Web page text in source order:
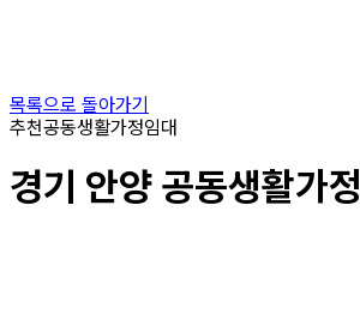
목록으로 돌아가기
추천공동생활가정임대
경기 안양 공동생활가정